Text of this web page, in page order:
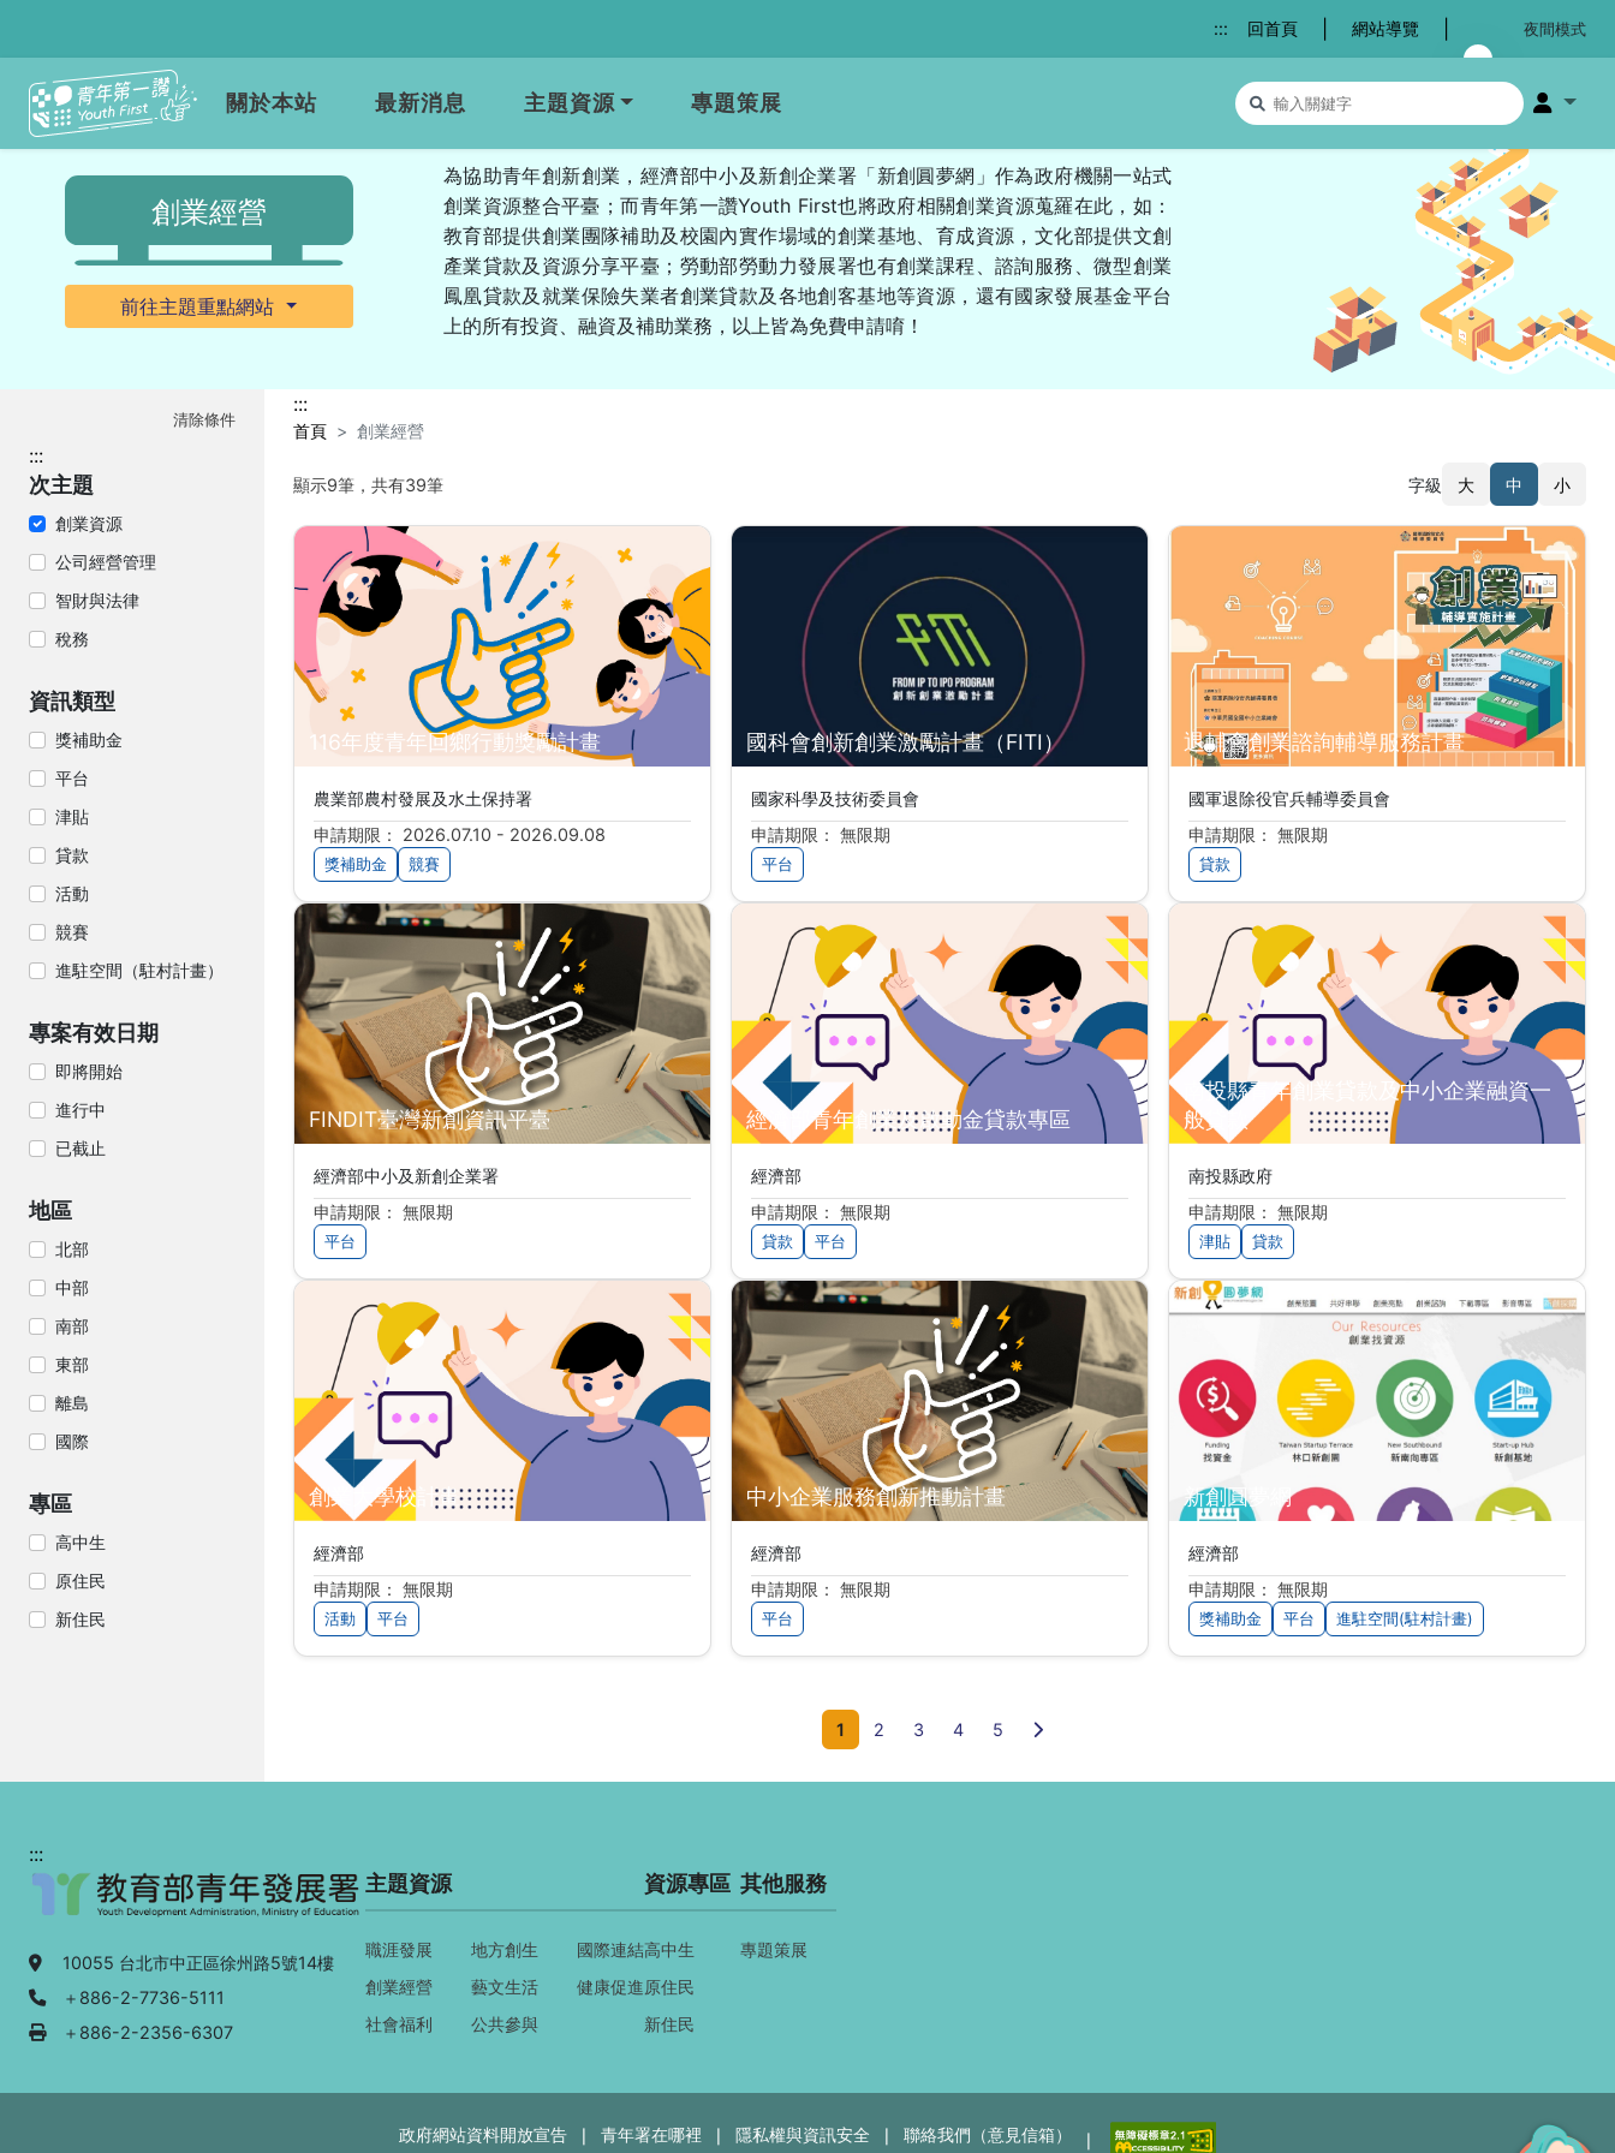
::: 回首頁 網站導覽 夜間模式
關於本站 最新消息 主題資源 專題策展 搜尋關鍵字 會員選
創業經營
前往主題重點網站
為協助青年創新創業，經濟部中小及新創企業署「新創圓夢網」作為政府機關一站式
創業資源整合平臺；而青年第一讚Youth First也將政府相關創業資源蒐羅在此，如：
教育部提供創業團隊補助及校園內實作場域的創業基地、育成資源，文化部提供文創
產業貸款及資源分享平臺；勞動部勞動力發展署也有創業課程、諮詢服務、微型創業
鳳凰貸款及就業保險失業者創業貸款及各地創客基地等資源，還有國家發展基金平台
上的所有投資、融資及補助業務，以上皆為免費申請唷！
清除條件
:::
次主題
創業資源
公司經營管理
智財與法律
稅務
資訊類型
獎補助金
平台
津貼
貸款
活動
競賽
進駐空間（駐村計畫）
專案有效日期
即將開始
進行中
已截止
地區
北部
中部
南部
東部
離島
國際
專區
高中生
原住民
新住民
:::
首頁 創業經營
顯示9筆，共有39筆 字級 大 中 小
搜尋結果
116年度青年回鄉行動獎勵計畫
農業部農村發展及水土保持署
申請期限： 2026.07.10 - 2026.09.08
獎補助金 競賽
國科會創新創業激勵計畫（FITI）
國家科學及技術委員會
申請期限： 無限期
平台
退輔會創業諮詢輔導服務計畫
國軍退除役官兵輔導委員會
申請期限： 無限期
貸款
FINDIT臺灣新創資訊平臺
經濟部中小及新創企業署
申請期限： 無限期
平台
經濟部青年創業及啟動金貸款專區
經濟部
申請期限： 無限期
貸款 平台
南投縣青年創業貸款及中小企業融資一
般貸款
南投縣政府
申請期限： 無限期
津貼 貸款
創業大學校計畫
經濟部
申請期限： 無限期
活動 平台
中小企業服務創新推動計畫
經濟部
申請期限： 無限期
平台
新創圓夢網
經濟部
申請期限： 無限期
獎補助金 平台 進駐空間(駐村計畫)
1 2 3 4 5 下一頁
:::
地址：
10055 台北市中正區徐州路5號14樓
電話：
＋886-2-7736-5111
傳真：
＋886-2-2356-6307
主題資源
職涯發展
創業經營
社會福利
地方創生
藝文生活
公共參與
國際連結
健康促進
資源專區
高中生
原住民
新住民
其他服務
專題策展
政府網站資料開放宣告 青年署在哪裡 隱私權與資訊安全 聯絡我們（意見信箱）